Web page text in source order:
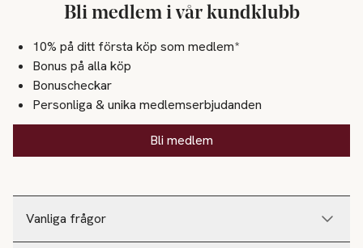
Vanliga frågor
Bli medlem i vår kundklubb
10% på ditt första köp som medlem*
Bonus på alla köp
Bonuscheckar
Personliga & unika medlemserbjudanden
Bli medlem